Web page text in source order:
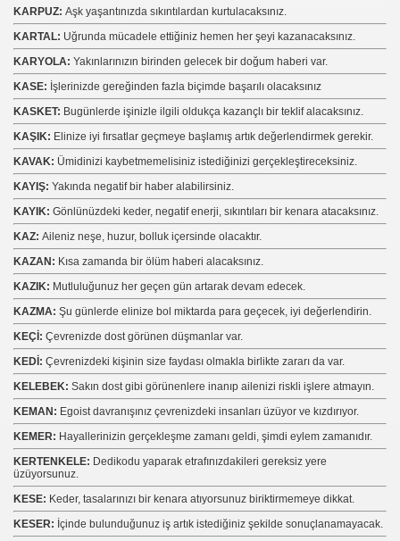
KARPUZ: Aşk yaşantınızda sıkıntılardan kurtulacaksınız.
KARTAL: Uğrunda mücadele ettiğiniz hemen her şeyi kazanacaksınız.
KARYOLA: Yakınlarınızın birinden gelecek bir doğum haberi var.
KASE: İşlerinizde gereğinden fazla biçimde başarılı olacaksınız
KASKET: Bugünlerde işinizle ilgili oldukça kazançlı bir teklif alacaksınız.
KAŞIK: Elinize iyi fırsatlar geçmeye başlamış artık değerlendirmek gerekir.
KAVAK: Ümidinizi kaybetmemelisiniz istediğinizi gerçekleştireceksiniz.
KAYIŞ: Yakında negatif bir haber alabilirsiniz.
KAYIK: Gönlünüzdeki keder, negatif enerji, sıkıntıları bir kenara atacaksınız.
KAZ: Aileniz neşe, huzur, bolluk içersinde olacaktır.
KAZAN: Kısa zamanda bir ölüm haberi alacaksınız.
KAZIK: Mutluluğunuz her geçen gün artarak devam edecek.
KAZMA: Şu günlerde elinize bol miktarda para geçecek, iyi değerlendirin.
KEÇİ: Çevrenizde dost görünen düşmanlar var.
KEDİ: Çevrenizdeki kişinin size faydası olmakla birlikte zararı da var.
KELEBEK: Sakın dost gibi görünenlere inanıp ailenizi riskli işlere atmayın.
KEMAN: Egoist davranışınız çevrenizdeki insanları üzüyor ve kızdırıyor.
KEMER: Hayallerinizin gerçekleşme zamanı geldi, şimdi eylem zamanıdır.
KERTENKELE: Dedikodu yaparak etrafınızdakileri gereksiz yere
üzüyorsunuz.
KESE: Keder, tasalarınızı bir kenara atıyorsunuz biriktirmemeye dikkat.
KESER: İçinde bulunduğunuz iş artık istediğiniz şekilde sonuçlanamayacak.